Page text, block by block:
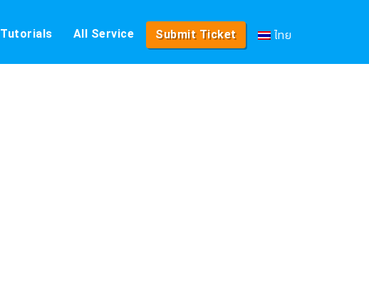
Tutorials All Service Submit Ticket ไทย